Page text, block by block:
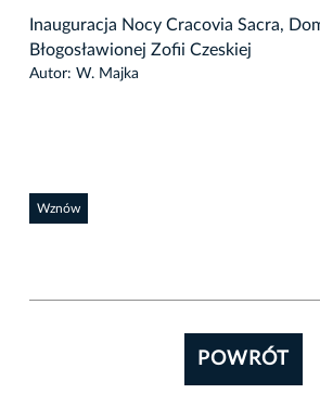
Inauguracja Nocy Cracovia Sacra,
Błogosławionej Zofii Czeskiej
Autor: W. Majka
Wznów
POWRÓT